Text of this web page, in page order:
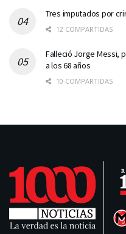
Tres imputados por
12 COMPARTIDAS
Falleció Jorge Messi,
a los 68 años
10 COMPARTIDAS